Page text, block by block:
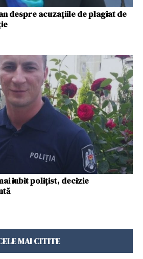
despre acuzațiile de plagiat de
iubit polițist, decizie
MAI CITITE